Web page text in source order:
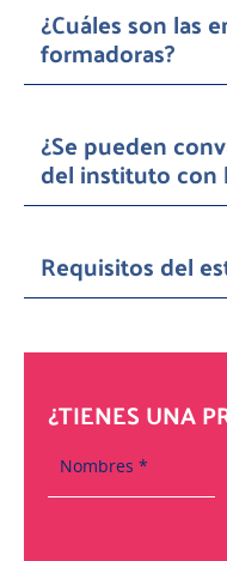
¿Cuáles son las
formadoras?
¿Se pueden
del instituto con
Requisitos del
¿TIENES UNA